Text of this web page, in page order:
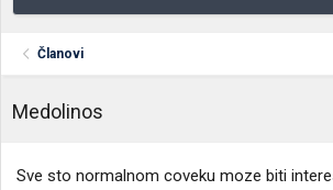
Članovi
Medolinos
Sve sto normalnom coveku moze biti